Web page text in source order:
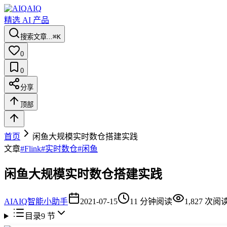
AIQ
精选 AI 产品
搜索文章...⌘K
0
0
分享
顶部
首页
闲鱼大规模实时数仓搭建实践
文章#Flink#实时数仓#闲鱼
闲鱼大规模实时数仓搭建实践
AIAIQ智能小助手 2021-07-15 11 分钟阅读 1,827 次阅
目录9节